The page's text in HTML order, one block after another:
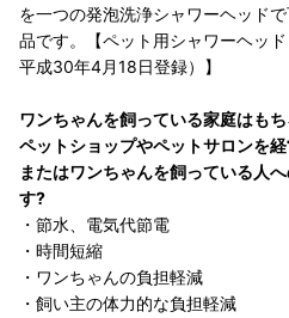
を一つの発泡洗浄シャワーヘッド
品です。【ペット用シャワーヘッ
平成30年4月18日登録）】
ワンちゃんを飼っている家庭はもち
ペットショップやペットサロンを
またはワンちゃんを飼っている人
す?
・節水、電気代節電
・時間短縮
・ワンちゃんの負担軽減
・飼い主の体力的な負担軽減